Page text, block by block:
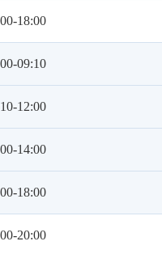
18:00
09:10
12:00
14:00
18:00
20:00